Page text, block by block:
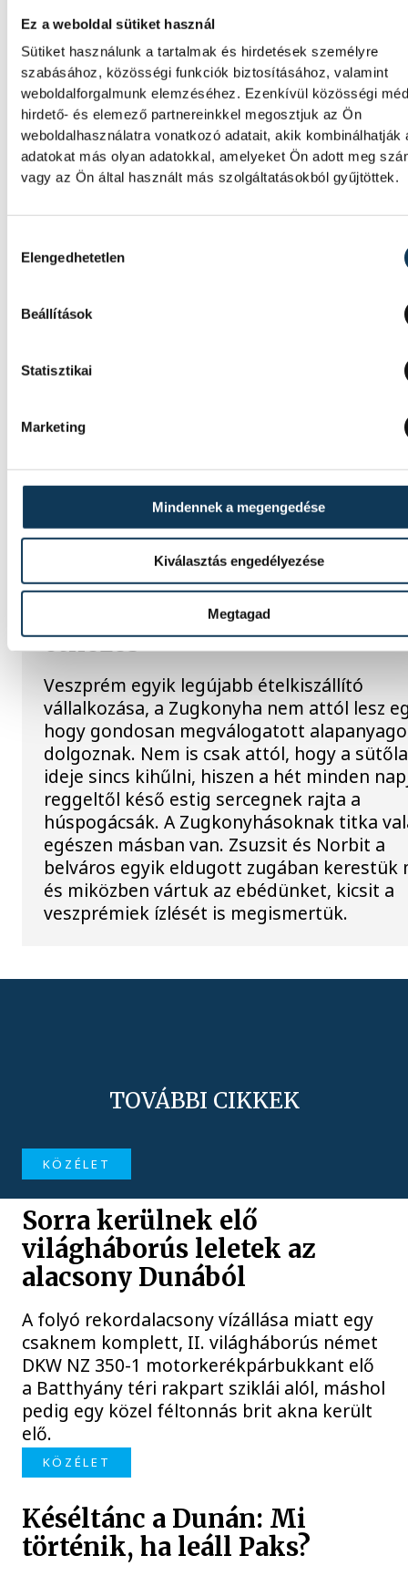
Ez a weboldal sütiket használ
Sütiket használunk a tartalmak és hirdetések személyre
szabásához, közösségi funkciók biztosításához, valamint
weboldalforgalmunk elemzéséhez. Ezenkívül közösségi
hirdető- és elemező partnereinkkel megosztjuk az Ön
weboldalhasználatra vonatkozó adatait, akik kombinálhatják
adatokat más olyan adatokkal, amelyeket Ön adott meg
vagy az Ön által használt más szolgáltatásokból gyűjtöttek.
Elengedhetetlen
Beállítások
Statisztikai
Marketing
Mindennek a megengedése
Kiválasztás engedélyezése
Megtagad
Botra fel! – Veszprémben is
elindulnak a nordic walking
túrák
Nem a szauna az egyetlen dolog, amit a
adtak a világnak és jótékony hatással van
nordic walking amilyen egyszerű sport,
sok előnye van, viszont itt sem árt, ha
szakavatott oktatótól kap segítséget az
Veszprém idei legaktívabb programján az
útra az érdeklődők Veszprémben. De, hogy
pontosan mit kínál a március 21-ei
lerántjuk a leplet.
GASZTRONÓMIA
A belváros egy eldugott
zugában ismertük meg,
mitől lesz valóban élmény
étkezés
Veszprém egyik legújabb ételkiszállító
vállalkozása, a Zugkonyha nem attól lesz
hogy gondosan megválogatott
dolgoznak. Nem is csak attól, hogy a
ideje sincs kihűlni, hiszen a hét minden
reggeltől késő estig sercegnek rajta a
húspogácsák. A Zugkonyhásoknak titka
egészen másban van. Zsuzsit és Norbit a
belváros egyik eldugott zugában kerestük
és miközben vártuk az ebédünket, kicsit a
veszprémiek ízlését is megismertük.
TOVÁBBI CIKKEK
KÖZÉLET
Sorra kerülnek elő
világháborús leletek az
alacsony Dunából
A folyó rekordalacsony vízállása miatt egy
csaknem komplett, II. világháborús német
DKW NZ 350-1 motorkerékpárbukkant elő
a Batthyány téri rakpart sziklái alól, máshol
pedig egy közel féltonnás brit akna került
elő.
KÖZÉLET
Késéltánc a Dunán: Mi
történik, ha leáll Paks?